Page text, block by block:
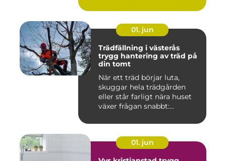
01. jun
Trädfällning i västerås
trygg hantering av träd på
din tomt
När ett träd börjar luta,
skuggar hela trädgården
eller står farligt nära huset
växer frågan snabbt:...
01. jun